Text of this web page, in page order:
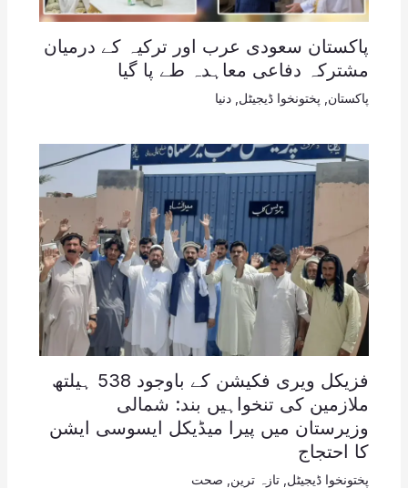
پاکستان سعودی عرب اور ترکیہ کے درمیان
مشترکہ دفاعی معاہدہ طے پا گیا
پاکستان پختونخوا ڈیجیٹل دنیا
فزیکل ویری فکیشن کے باوجود 538 ہیلتھ
ملازمین کی تنخواہیں بند: شمالی
وزیرستان میں پیرا میڈیکل ایسوسی ایشن
کا احتجاج
پختونخوا ڈیجیٹل تازہ ترین صحت